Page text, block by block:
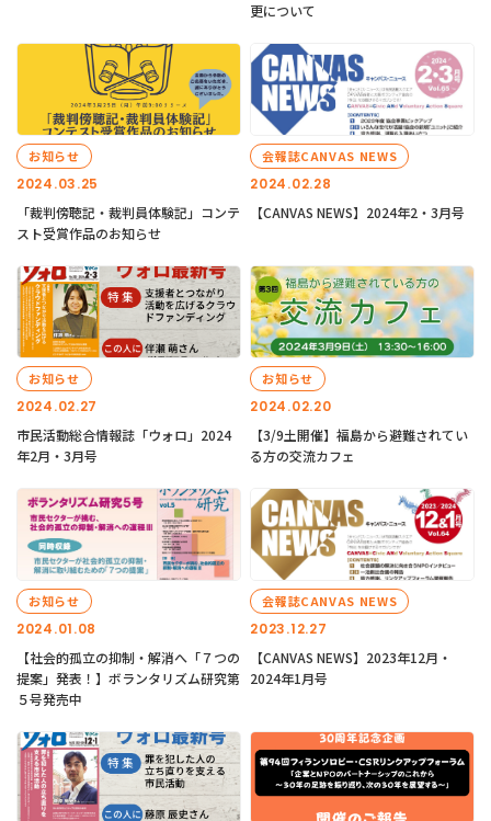
更について
2024.03.25
お知らせ
「裁判傍聴記・裁判員体験記」コンテ
スト受賞作品のお知らせ
2024.02.28
会報誌CANVAS NEWS
【CANVAS NEWS】2024年2・3月号
2024.02.27
お知らせ
市民活動総合情報誌「ウォロ」2024
年2月・3月号
2024.02.20
お知らせ
【3/9土開催】福島から避難されてい
る方の交流カフェ
2024.01.08
お知らせ
【社会的孤立の抑制・解消へ「７つの
提案」発表！】ボランタリズム研究第
５号発売中
2023.12.27
会報誌CANVAS NEWS
【CANVAS NEWS】2023年12月・
2024年1月号